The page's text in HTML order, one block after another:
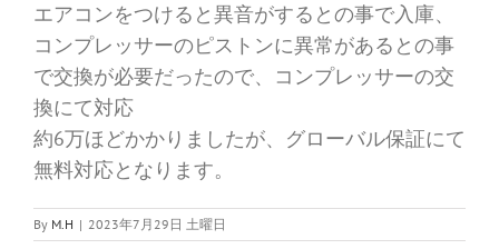
エアコンをつけると異音がするとの事で入庫、
コンプレッサーのピストンに異常があるとの事
で交換が必要だったので、コンプレッサーの交
換にて対応
約6万ほどかかりましたが、グローバル保証にて
無料対応となります。
By M.H | 2023年7月29日 土曜日